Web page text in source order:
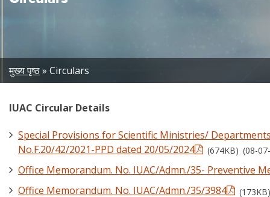
Breadcrumb
मुख्य पृष्ठ Circulars
IUAC Circular Details
Special Provisions for Scientific Ministries/
No.F.20/42/2021-PPD dated 20/05/2024
(674KB) (08-
Office Memorandum. No. IUAC/Admn./35- Preventive
Office Memorandum. No. IUAC/Admn./35/3984